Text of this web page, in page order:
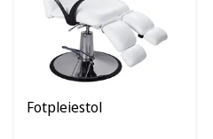
Fotpleiestol